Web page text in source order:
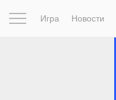
Игра Новости